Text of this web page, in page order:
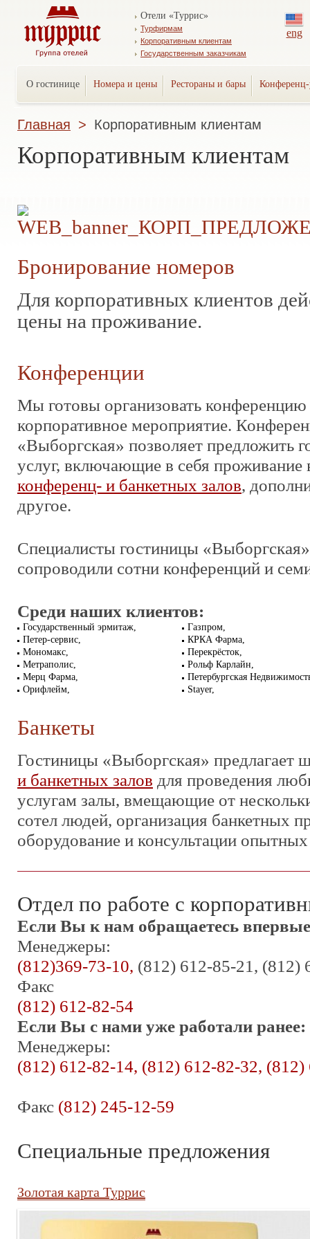
Отели «Туррис»
Турфирмам
Корпоративным клиентам
Государственным заказчикам
eng
О гостинице Номера и цены Рестораны и бары Конференц-
Главная > Корпоративным клиентам
Корпоративным клиентам
Бронирование номеров
Для корпоративных клиентов
цены на проживание.
Конференции
Мы готовы организовать
корпоративное мероприятие.
«Выборгская» позволяет предложить
услуг, включающие в себя проживание
конференц- и банкетных залов,
другое.
Специалисты гостиницы
сопроводили сотни конференций и
Среди наших клиентов:
Государственный эрмитаж,
Петер-сервис,
Мономакс,
Метраполис,
Мерц Фарма,
Орифлейм,
Газпром,
КРКА Фарма,
Перекрёсток,
Рольф Карлайн,
Петербургская
Stayer,
Банкеты
Гостиницы «Выборгская» предлагает
и банкетных залов для проведения
услугам залы, вмещающие от
сотел людей, организация банкетных
оборудование и консультации
Отдел по работе с
Если Вы к нам обращаетесь
Менеджеры:
(812)369-73-10, (812) 612-85-21, (812)
Факс
(812) 612-82-54
Если Вы с нами уже работали ранее:
Менеджеры:
(812) 612-82-14, (812) 612-82-32,
Факс (812) 245-12-59
Специальные предложения
Золотая карта Туррис